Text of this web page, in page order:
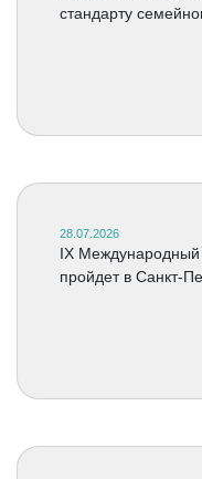
стандарту
28.07.2026
IX
пройдет в Санкт-